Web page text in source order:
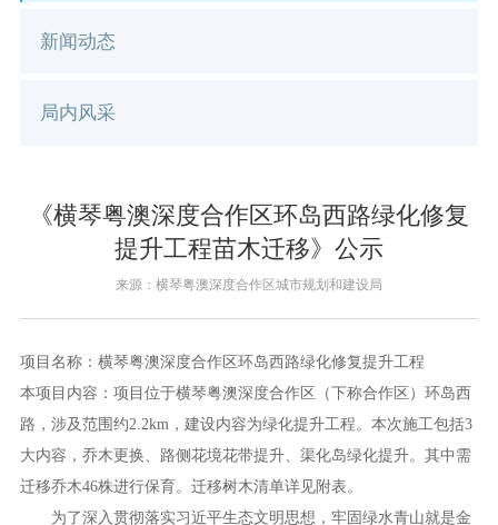
新闻动态
局内风采
《横琴粤澳深度合作区环岛西路绿化修复
提升工程苗木迁移》公示
来源：横琴粤澳深度合作区城市规划和建设局
项目名称：横琴粤澳深度合作区环岛西路绿化修复提升工程
本项目内容：项目位于横琴粤澳深度合作区（下称合作区）环岛西
路，涉及范围约2.2km，建设内容为绿化提升工程。本次施工包括3
大内容，乔木更换、路侧花境花带提升、渠化岛绿化提升。其中需
迁移乔木46株进行保育。迁移树木清单详见附表。
为了深入贯彻落实习近平生态文明思想，牢固绿水青山就是金